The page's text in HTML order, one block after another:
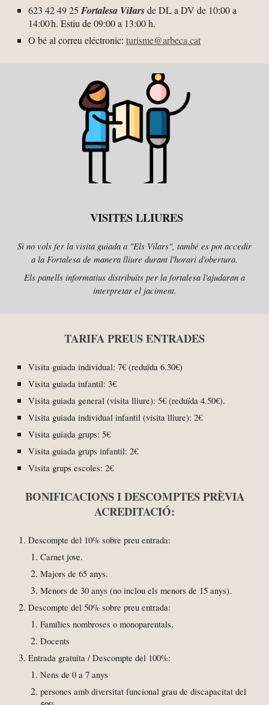
62342 49 25 Fortalesa ViIarsde DL a DV de 10:00 a
14:00 h. Estiu de 09:00 a 13:00 h.
O bé al correu eléctronic:turisme@arbeca.cat
VISITES LLIURES
Si no vols fer la visita guiada a "Els Vilars", també es pot accedir
a la Fortalesa de manera lliure durant l'horari d'obertura.
Els panells informatius distribuïts per la fortalesa l'ajudaran a
interpretar el jaciment.
TARIFA PREUS ENTRADES
Visita guiada individual: 7€ (reduïda 6.30€)
Visita guiada infantil:3€
Visita guiada general (visita lliure):5€ (reduïda4.50€).
Visita guiada individual infantil (visita lliure):2€
Visita guiada grups:5€
Visita guiada grups infantil:2€
Visita grups escoles:2€
BONIFICACIONS I DESCOMPTES PRÈVIA
ACREDITACIÓ:
Descompte del 10% sobre preu entrada:
Carnet jove.
Majors de 65 anys.
Menors de 30 anys (no inclou els menors de 15 anys).
Descompte del50% sobre preu entrada:
Famílies nombroses o monoparentals.
Docents
Entrada gratuita / Descompte del 100%:
Nens de 0 a 7 anys
persones amb diversitat funcional grau de discapacitat del